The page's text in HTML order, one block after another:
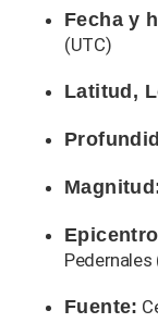
Fecha y
(UTC)
Latitud,
Pedernales
Fuente: